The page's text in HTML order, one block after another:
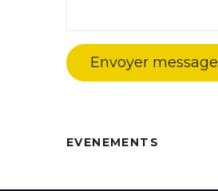
Envoyer message
EVENEMENTS